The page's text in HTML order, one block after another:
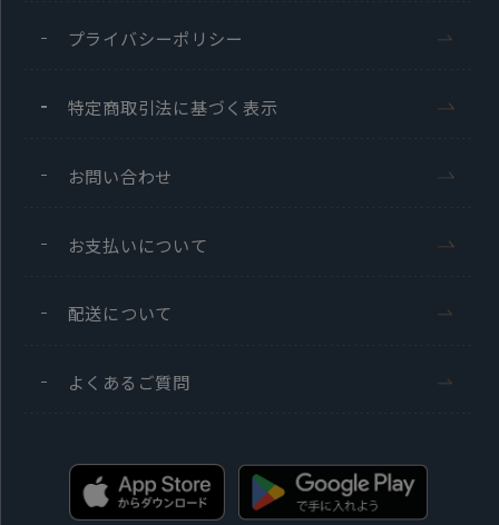
プライバシーポリシー
特定商取引法に基づく表示
お問い合わせ
お支払いについて
配送について
よくあるご質問